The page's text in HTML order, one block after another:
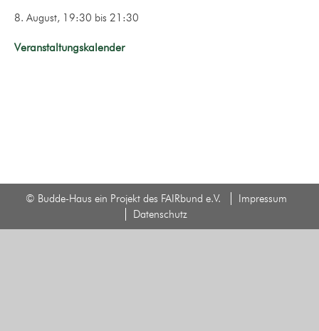
8. August, 19:30 bis 21:30
Veranstaltungskalender
© Budde-Haus ein Projekt des FAIRbund e.V.
Impressum
Datenschutz